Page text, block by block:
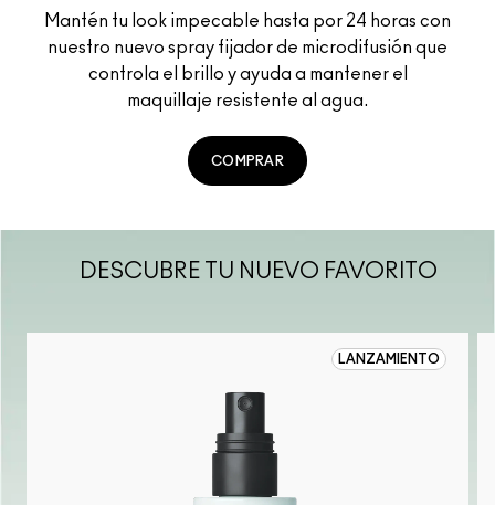
Mantén tu look impecable hasta por 24 horas con
nuestro nuevo spray fijador de microdifusión que
controla el brillo y ayuda a mantener el
maquillaje resistente al agua.
COMPRAR
DESCUBRE TU NUEVO FAVORITO
LANZAMIENTO